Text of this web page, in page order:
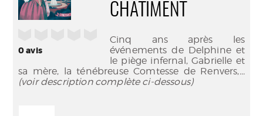
0avis
CHÂTIMENT
Cinq ans après les
événements de Delphine et
le piège infernal, Gabrielle et
sa mère, la ténébreuse Comtesse de Renvers,...
(voir description complète ci-dessous)